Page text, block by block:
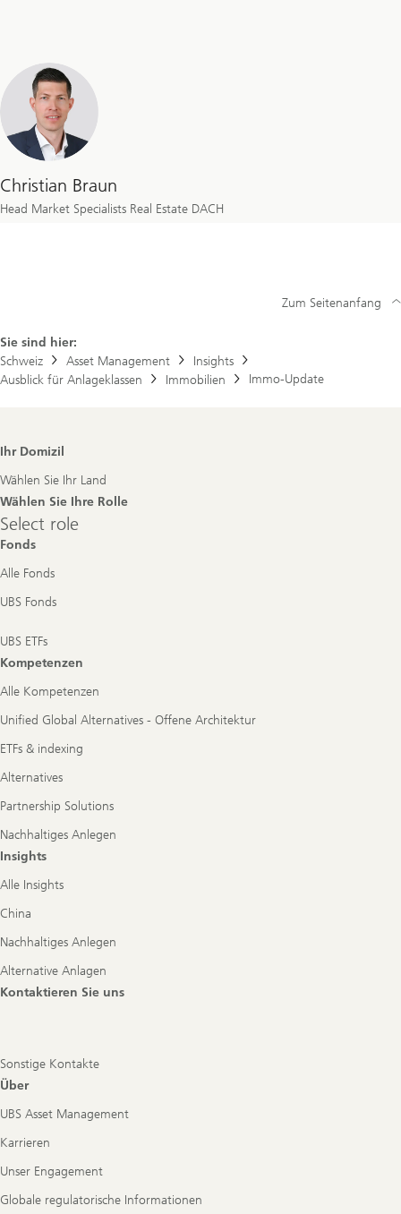
Christian Braun
Head Market Specialists Real Estate DACH
Sie sind hier:
Schweiz
Asset Management
Insights
Ausblick für Anlageklassen
Immobilien Immo-Update
Zum Seitenanfang
Footer
Ihr Domizil
Wählen Sie Ihr Land
Wählen Sie Ihre Rolle
Select
role
Select role
Fonds
Alle Fonds
UBS Fonds
UBS ETFs
Kompetenzen
Alle Kompetenzen
Unified Global Alternatives - Offene Architektur
ETFs & indexing
Alternatives
Partnership Solutions
Nachhaltiges Anlegen
Insights
Alle Insights
China
Nachhaltiges Anlegen
Alternative Anlagen
Kontaktieren Sie uns
Sonstige Kontakte
Über
UBS Asset Management
Karrieren
Unser Engagement
Globale regulatorische Informationen